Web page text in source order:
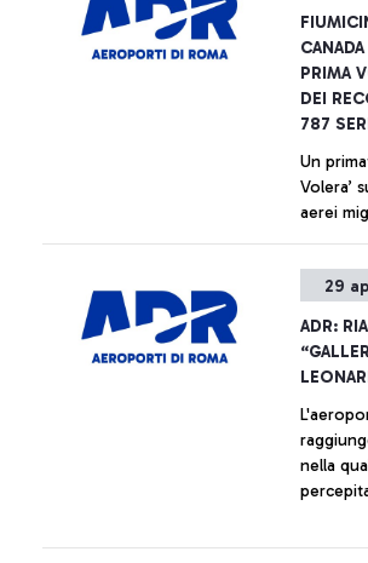
PRIMA
DEI
787
Un
Volera’
aerei
29
ADR:
nella